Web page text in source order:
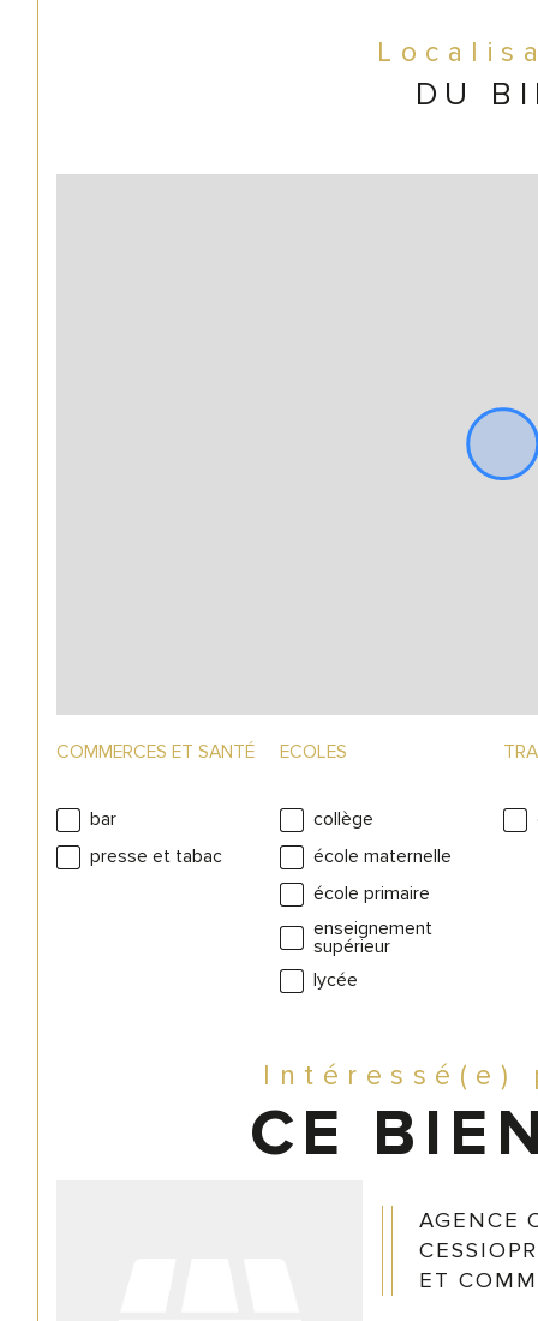
DU
COMMERCES ET SANTÉ
bar
presse et tabac
ECOLES
collège
école maternelle
école primaire
enseignement
supérieur
lycée
Intéressé(e)
CE
AGENCE
ET